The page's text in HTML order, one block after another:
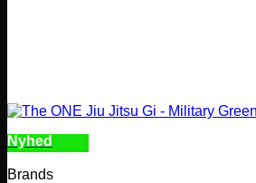
Nyhed
Brands